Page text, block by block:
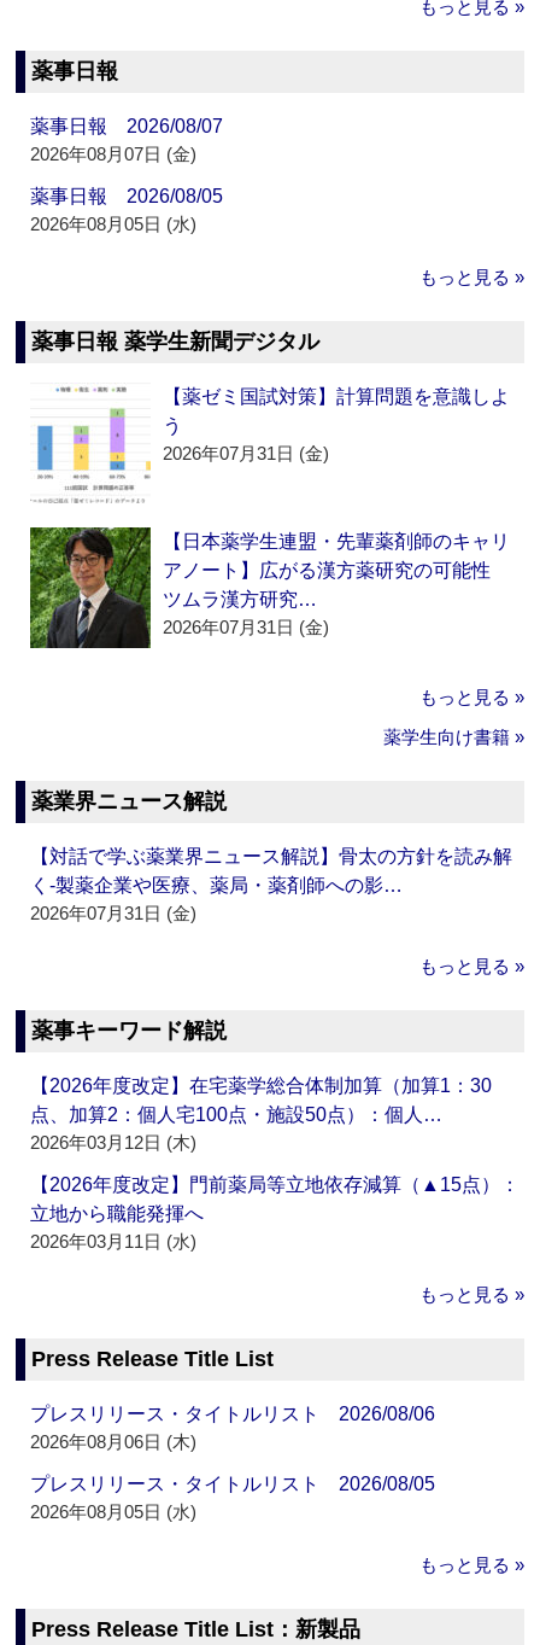
もっと見る »
薬事日報
薬事日報 2026/08/07
2026年08月07日 (金)
薬事日報 2026/08/05
2026年08月05日 (水)
もっと見る »
薬事日報 薬学生新聞デジタル
【薬ゼミ国試対策】計算問題を意識しよ
う
2026年07月31日 (金)
【日本薬学生連盟・先輩薬剤師のキャリ
アノート】広がる漢方薬研究の可能性
ツムラ漢方研究…
2026年07月31日 (金)
もっと見る »
薬学生向け書籍 »
薬業界ニュース解説
【対話で学ぶ薬業界ニュース解説】骨太の方針を読み解
く‐製薬企業や医療、薬局・薬剤師への影…
2026年07月31日 (金)
もっと見る »
薬事キーワード解説
【2026年度改定】在宅薬学総合体制加算（加算1：30
点、加算2：個人宅100点・施設50点）：個人…
2026年03月12日 (木)
【2026年度改定】門前薬局等立地依存減算（▲15点）：
立地から職能発揮へ
2026年03月11日 (水)
もっと見る »
Press Release Title List
プレスリリース・タイトルリスト 2026/08/06
2026年08月06日 (木)
プレスリリース・タイトルリスト 2026/08/05
2026年08月05日 (水)
もっと見る »
Press Release Title List：新製品